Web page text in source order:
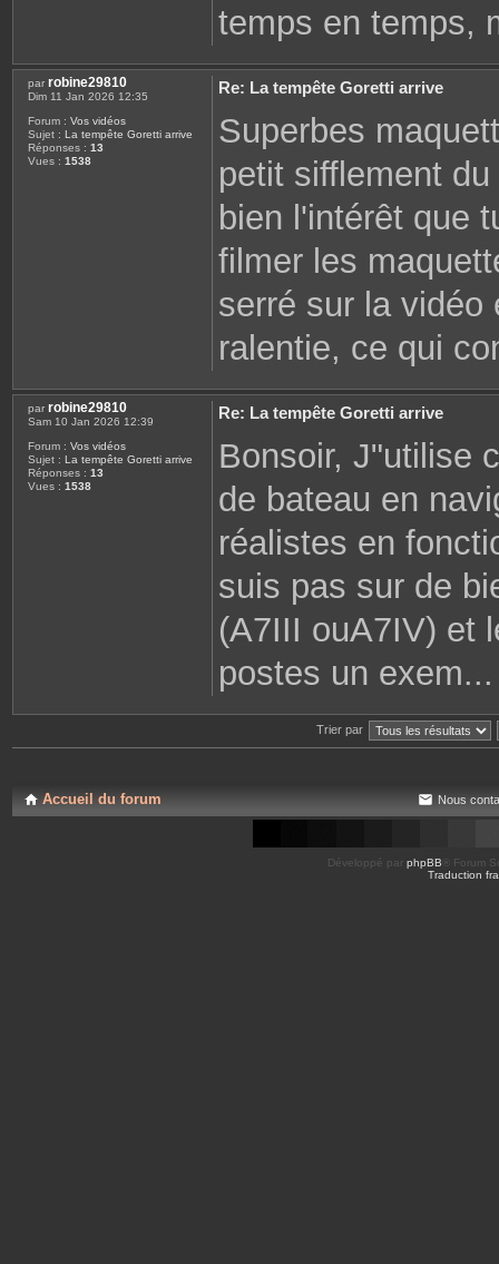
temps en temps,
par robine29810
Dim 11 Jan 2026 12:35
Forum : Vos vidéos
Sujet : La tempête Goretti arrive
Réponses : 13
Vues : 1538
Re: La tempête Goretti arrive
Superbes
petit sifflement
bien l'intérêt que
filmer les
serré sur la vidéo
ralentie, ce qui
par robine29810
Sam 10 Jan 2026 12:39
Forum : Vos vidéos
Sujet : La tempête Goretti arrive
Réponses : 13
Vues : 1538
Re: La tempête Goretti arrive
Bonsoir, J"utilise
de bateau en
réalistes en
suis pas sur de
(A7III ouA7IV) et
postes un exem...
Trier par
Accueil du forum Nous
Développé par phpBB ® Forum
Traduction